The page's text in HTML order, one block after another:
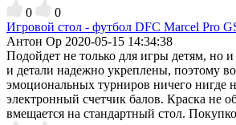
0
0
Игровой стол - футбол DFC Marcel Pro
Антон Ор 2020-05-15 14:34:38
Подойдет не только для игры детям, но
и детали надежно укреплены, поэтому
эмоциональных турниров ничего нигде
электронный счетчик балов. Краска не
вмещается на стандартный стол.